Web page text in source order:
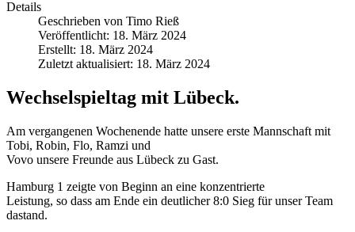
Details
Geschrieben von Timo Rieß
Veröffentlicht: 18. März 2024
Erstellt: 18. März 2024
Zuletzt aktualisiert: 18. März 2024
Wechselspieltag mit Lübeck.
Am vergangenen Wochenende hatte unsere erste Mannschaft mit
Tobi, Robin, Flo, Ramzi und
Vovo unsere Freunde aus Lübeck zu Gast.
Hamburg 1 zeigte von Beginn an eine konzentrierte
Leistung, so dass am Ende ein deutlicher 8:0 Sieg für unser Team
dastand.